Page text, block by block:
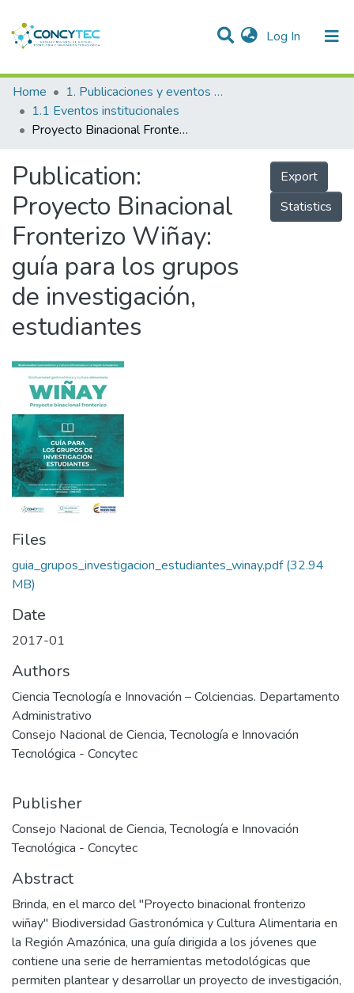
Log In (current)
Communities & Collections
Research Outputs
People
Statistics
Home
1. Publicaciones y eventos institucionales
1.1 Eventos institucionales
Proyecto Binacional Fronterizo Wiñay: guía para los grupos de investigación, estudiantes
Publication:
Proyecto Binacional
Fronterizo Wiñay:
guía para los grupos
de investigación,
estudiantes
Export
Statistics
Files
guia_grupos_investigacion_estudiantes_winay.pdf (32.94
MB)
Date
2017-01
Authors
Ciencia Tecnología e Innovación – Colciencias. Departamento
Administrativo
Consejo Nacional de Ciencia, Tecnología e Innovación
Tecnológica - Concytec
Publisher
Consejo Nacional de Ciencia, Tecnología e Innovación
Tecnológica - Concytec
Abstract
Brinda, en el marco del "Proyecto binacional fronterizo
wiñay" Biodiversidad Gastronómica y Cultura Alimentaria en
la Región Amazónica, una guía dirigida a los jóvenes que
contiene una serie de herramientas metodológicas que
permiten plantear y desarrollar un proyecto de investigación,